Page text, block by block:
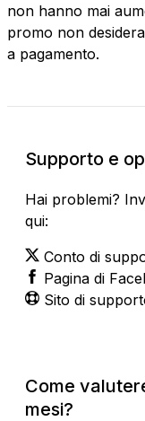
non hanno mai
promo non
a pagamento.
Supporto e
Hai problemi?
qui:
Conto di
Pagina di
Sito di
Come
mesi?